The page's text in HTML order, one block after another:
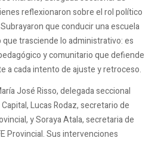
reflexionaron sobre el rol político
que conducir una escuela
trasciende lo administrativo: es
y comunitario que defiende
a cada intento de ajuste y retroceso.
José Risso, delegada seccional
Lucas Rodaz, secretario de
y Soraya Atala, secretaria de
Provincial. Sus intervenciones